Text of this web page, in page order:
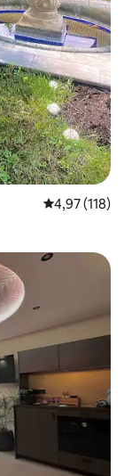
4,97 av 5 i
4,97 (118)